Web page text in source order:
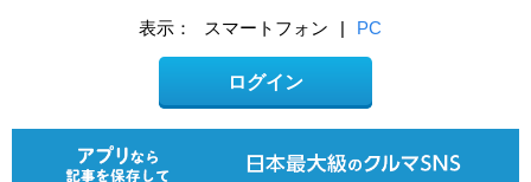
表示： スマートフォン | PC
ログイン